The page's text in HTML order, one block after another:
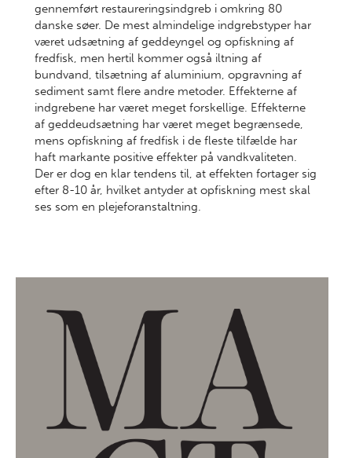
gennemført restaureringsindgreb i omkring 80
danske søer. De mest almindelige indgrebstyper har
været udsætning af geddeyngel og opfiskning af
fredfisk, men hertil kommer også iltning af
bundvand, tilsætning af aluminium, opgravning af
sediment samt flere andre metoder. Effekterne af
indgrebene har været meget forskellige. Effekterne
af geddeudsætning har været meget begrænsede,
mens opfiskning af fredfisk i de fleste tilfælde har
haft markante positive effekter på vandkvaliteten.
Der er dog en klar tendens til, at effekten fortager sig
efter 8-10 år, hvilket antyder at opfiskning mest skal
ses som en plejeforanstaltning.